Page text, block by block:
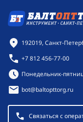
Контактная
192019, Санкт-
+7 812 456-77-00
Режим работы:
Понедельник-
bot@baltopttorg.ru
Связаться с